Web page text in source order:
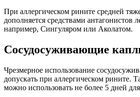
При аллергическом рините средней
дополняется средствами антагонистов
например, Сингуляром или Аколатом.
Сосудосуживающие
Чрезмерное использование
допускать при аллергическом рините.
можно использовать не более 5 дней